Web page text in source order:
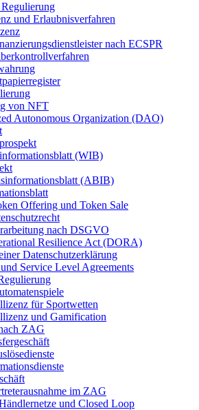
und Erlaubnisverfahren
nach ECSPR
von NFT
Autonomous Organization (DAO)
(WIB)
(ABIB)
Offering und Token Sale
nach DSGVO
Resilience Act (DORA)
Datenschutzerklärung
Service Level Agreements
für Sportwetten
und Gamification
ZAG
im ZAG
und Closed Loop